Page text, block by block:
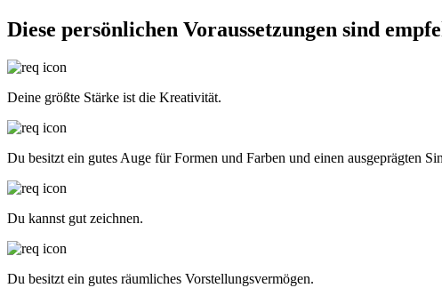
Diese persönlichen Voraussetzungen sind
Deine größte Stärke ist die Kreativität.
Du besitzt ein gutes Auge für Formen und Farben und einen ausgeprägten
Du kannst gut zeichnen.
Du besitzt ein gutes räumliches Vorstellungsvermögen.